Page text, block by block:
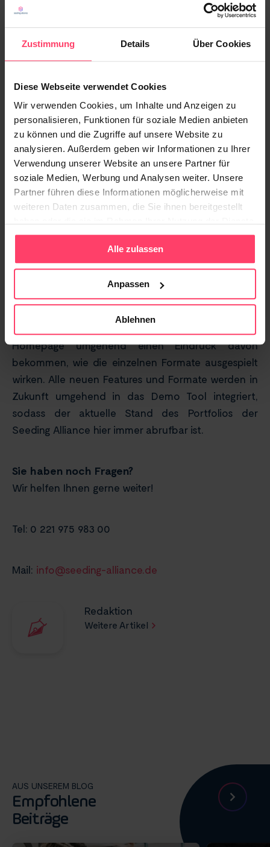
Zustimmung Details Über Cookies
Diese Webseite verwendet Cookies
Wir verwenden Cookies, um Inhalte und Anzeigen zu
personalisieren, Funktionen für soziale Medien anbieten
zu können und die Zugriffe auf unsere Website zu
analysieren. Außerdem geben wir Informationen zu Ihrer
Verwendung unserer Website an unsere Partner für
soziale Medien, Werbung und Analysen weiter. Unsere
Partner führen diese Informationen möglicherweise mit
weiteren Daten zusammen, die Sie ihnen bereitgestellt
gesammelt haben.
Alle zulassen
Anpassen
Ablehnen
erhalten mit dem Demo Tool einen
Einblick in die Möglichkeiten der
Mit zusätzlichen Features zum Profi werden
Alle Formate sind im Tool in der Desktop-Ansicht
verfügbar. Für die Formate, die auf mobilen Geräten
dargestellt werden können, sind eine Smartphone-
und eine Tablet-Ansicht abrufbar. Beim AdIn
Akkordeon, Video und Formular flexibel ausgewählt
und im Tool angeschaut werden.
Jede Produktvorstellung auf der
Seeding Alliance-
Homepage umgehend einen Eindruck davon
bekommen, wie die einzelnen Formate ausgespielt
wirken. Alle neuen Features und Formate werden in
Zukunft umgehend in das Demo Tool integriert,
sodass der aktuelle Stand des Portfolios der
Seeding Alliance hier immer abrufbar ist.
Sie haben noch Fragen?
Wir helfen Ihnen gerne weiter!
Tel: 0 221 975 983 00
Mail: info@seeding-alliance.de
Redaktion
Weitere Artikel
AUS UNSEREM BLOG
Empfohlene
Beiträge